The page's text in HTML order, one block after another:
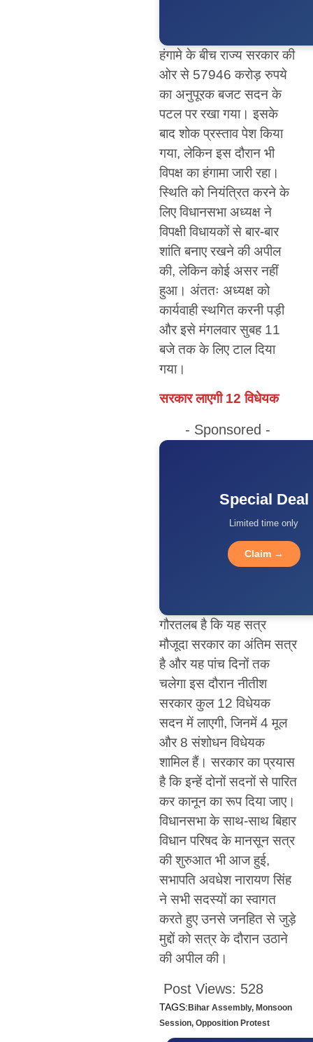
हंगामे के बीच राज्य सरकार की
ओर से 57946 करोड़ रुपये
का अनुपूरक बजट सदन के
पटल पर रखा गया। इसके
बाद शोक प्रस्ताव पेश किया
गया, लेकिन इस दौरान भी
विपक्ष का हंगामा जारी रहा।
स्थिति को नियंत्रित करने के
लिए विधानसभा अध्यक्ष ने
विपक्षी विधायकों से बार-बार
शांति बनाए रखने की अपील
की, लेकिन कोई असर नहीं
हुआ। अंततः अध्यक्ष को
कार्यवाही स्थगित करनी पड़ी
और इसे मंगलवार सुबह 11
बजे तक के लिए टाल दिया
गया।
सरकार लाएगी 12 विधेयक
- Sponsored -
Special Deal
Limited time only
Claim →
गौरतलब है कि यह सत्र
मौजूदा सरकार का अंतिम सत्र
है और यह पांच दिनों तक
चलेगा इस दौरान नीतीश
सरकार कुल 12 विधेयक
सदन में लाएगी, जिनमें 4 मूल
और 8 संशोधन विधेयक
शामिल हैं। सरकार का प्रयास
है कि इन्हें दोनों सदनों से पारित
कर कानून का रूप दिया जाए।
विधानसभा के साथ-साथ बिहार
विधान परिषद के मानसून सत्र
की शुरुआत भी आज हुई,
सभापति अवधेश नारायण सिंह
ने सभी सदस्यों का स्वागत
करते हुए उनसे जनहित से जुड़े
मुद्दों को सत्र के दौरान उठाने
की अपील की।
Post Views: 528
TAGS: Bihar Assembly, Monsoon
Session, Opposition Protest